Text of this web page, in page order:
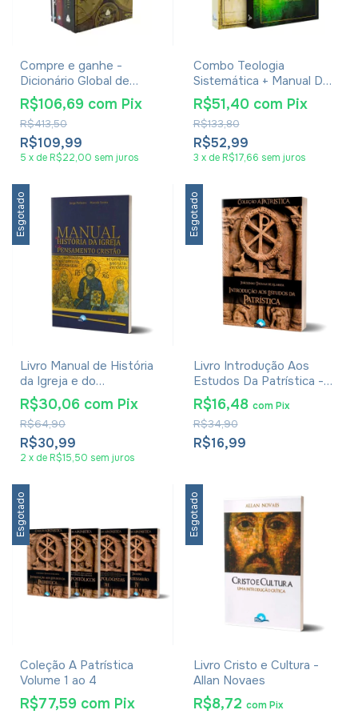
Compre e ganhe -
Dicionário Global de
Teologia + 4 Livros
Teológicos
R$109,99
R$413,50
R$106,69 com Pix
5 x de R$22,00 sem juros
Combo Teologia
Sistemática + Manual De
Cultura
R$52,99
R$133,80
R$51,40 com Pix
3 x de R$17,66 sem juros
Esgotado
Livro Manual de História
da Igreja e do
Pensamento Cristão -
Jorge Pinheiro e Marcelo
Santos
R$30,99
R$64,90
R$30,06 com Pix
2 x de R$15,50 sem juros
Esgotado
Livro Introdução Aos
Estudos Da Patrística -
Joãozinho Thomas De
Almeida - Coleção A
Patrística Vol. I
R$16,99
R$34,90
R$16,48 com Pix
Esgotado
Coleção A Patrística
Volume 1 ao 4
R$77,59 com Pix
Esgotado
Livro Cristo e Cultura -
Allan Novaes
R$8,72 com Pix